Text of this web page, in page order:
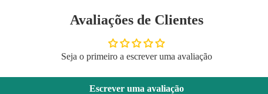
Avaliações de Clientes
Seja o primeiro a escrever uma avaliação
Escrever uma avaliação